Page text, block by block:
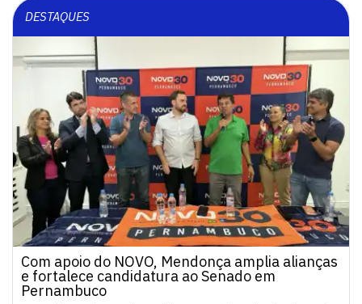
DESTAQUES
Com apoio do NOVO, Mendonça amplia alianças
e fortalece candidatura ao Senado em
Pernambuco